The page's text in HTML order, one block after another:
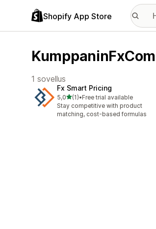
Shopify App Store
1 sovellus
Fx Smart Pricing
5,0/ 5 tähteä
(1)
1 arvostelua yhteensä
•Free trial available
Stay competitive with product
matching, cost-based formulas